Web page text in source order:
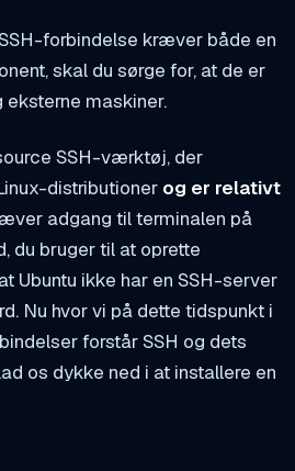
forbindelse kræver både en
skal du sørge for, at de er
maskiner.
SSH-værktøj, der
distributioner og er relativt
adgang til terminalen på
du bruger til at oprette
Ubuntu ikke har en SSH-server
Nu hvor vi på dette tidspunkt i
forstår SSH og dets
os dykke ned i at installere en